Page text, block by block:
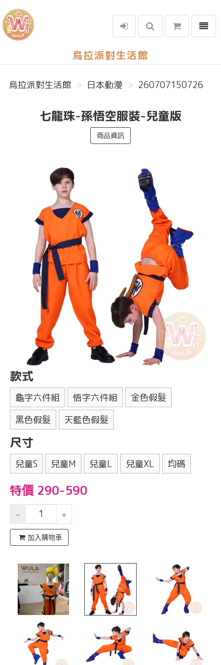
烏拉派對生活館
選單
烏拉派對生活館 日本動漫 260707150726
七龍珠-孫悟空服裝-兒童版
商品資訊
款式
龜字六件組 悟字六件組
金色假髮
黑色假髮
天藍色假髮
尺寸
兒童S 兒童M 兒童L 兒童XL 均碼
特價 290-590
加入購物車